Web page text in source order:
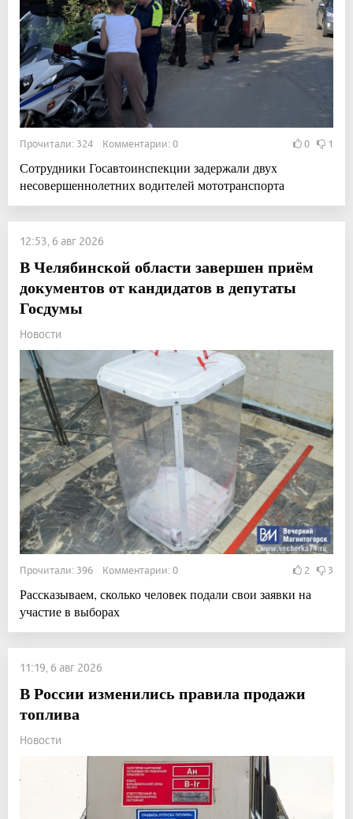
Прочитали: 324 Комментарии: 0 0 1
Сотрудники Госавтоинспекции задержали двух
несовершеннолетних водителей мототранспорта
12:53, 6 авг 2026
В Челябинской области завершен приём
документов от кандидатов в депутаты
Госдумы
Новости
Прочитали: 396 Комментарии: 0 2 3
Рассказываем, сколько человек подали свои заявки на
участие в выборах
11:19, 6 авг 2026
В России изменились правила продажи
топлива
Новости